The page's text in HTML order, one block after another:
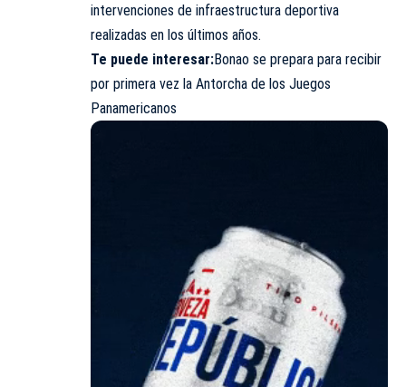
intervenciones de infraestructura deportiva
realizadas en los últimos años.
Te puede interesar:Bonao se prepara para recibir
por primera vez la Antorcha de los Juegos
Panamericanos